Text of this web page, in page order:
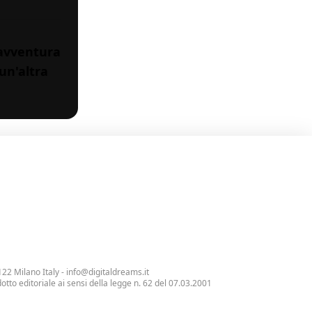
Milano Italy - info@digitaldreams.it
editoriale ai sensi della legge n. 62 del 07.03.2001